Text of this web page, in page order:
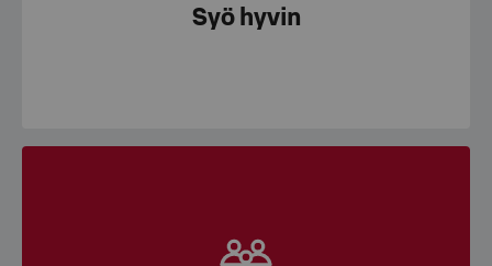
Syö hyvin